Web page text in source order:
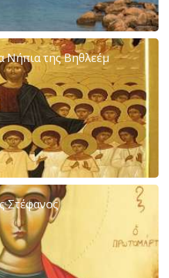
Νήπια της Βηθλεέμ
Στέφανος